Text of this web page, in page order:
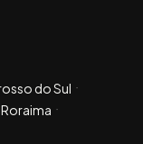
do Sul
Roraima